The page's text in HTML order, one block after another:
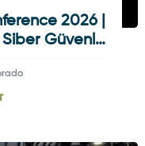
2026 |
Güvenlik